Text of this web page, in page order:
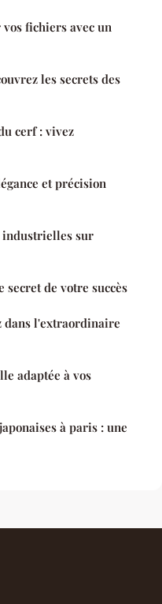
fichiers avec un
les secrets des
cerf : vivez
et précision
industrielles sur
de votre succès
dans l'extraordinaire
adaptée à vos
à paris : une